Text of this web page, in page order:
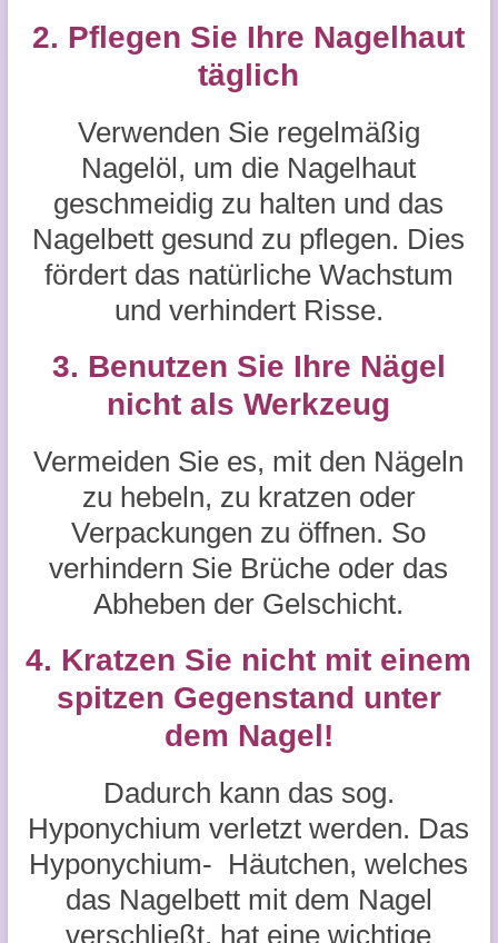
2. Pflegen Sie Ihre Nagelhaut
täglich
Verwenden Sie regelmäßig
Nagelöl, um die Nagelhaut
geschmeidig zu halten und das
Nagelbett gesund zu pflegen. Dies
fördert das natürliche Wachstum
und verhindert Risse.
3. Benutzen Sie Ihre Nägel
nicht als Werkzeug
Vermeiden Sie es, mit den Nägeln
zu hebeln, zu kratzen oder
Verpackungen zu öffnen. So
verhindern Sie Brüche oder das
Abheben der Gelschicht.
4. Kratzen Sie nicht mit einem
spitzen Gegenstand unter
dem Nagel!
Dadurch kann das sog.
Hyponychium verletzt werden. Das
Hyponychium- Häutchen, welches
das Nagelbett mit dem Nagel
verschließt, hat eine wichtige